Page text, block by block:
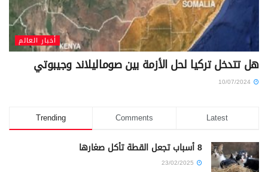
أخبار العالم
هل تتدخل تركيا لحل الأزمة بين صوماليلاند وجيبوتي
Trending Comments Latest
8 أسباب تجعل القطة تأكل صغارها